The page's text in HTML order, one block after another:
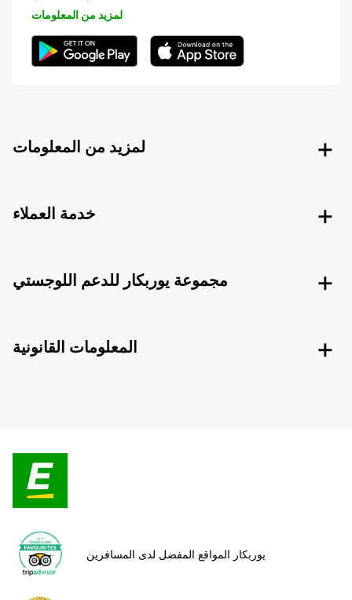
لمزيد من المعلومات
لمزيد من المعلومات
خدمة العملاء
مجموعة يوربكار للدعم اللوجستي
المعلومات القانونية
يوربكار المواقع المفضل لدى المسافرين